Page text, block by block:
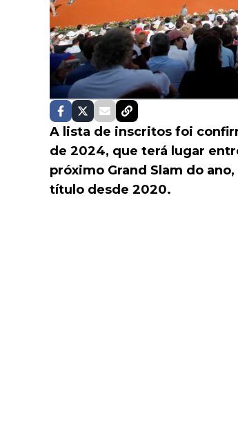
A lista de inscritos foi
de 2024, que terá lugar
próximo Grand Slam do
título desde 2020.